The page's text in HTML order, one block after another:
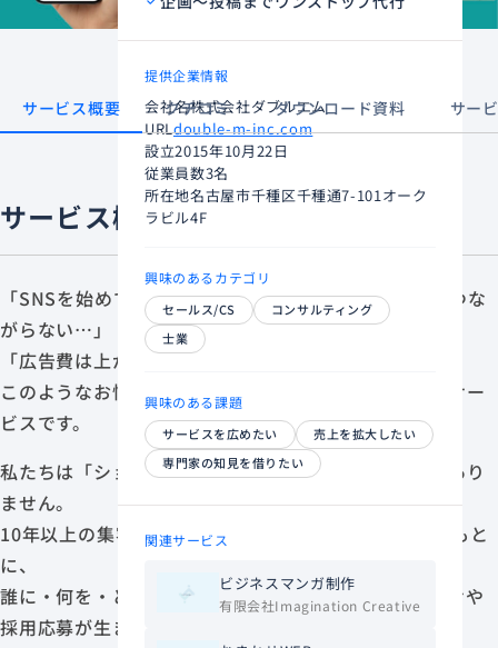
サービス概要 クチコミ ダウンロード資料 サー
サービス概要
「SNSを始めてはみたものの、再生数が問い合わせにつな
がらない…」
「広告費は上がり続けるのに、成果が見えない…」
このようなお悩みを解決する、ショート動画運用代行サー
ビスです。
私たちは「ショート動画を作るだけ」の制作会社ではあり
ません。
10年以上の集客支援で培った「人を動かす設計力」をもと
に、
誰に・何を・どう伝えれば信頼につながり、問い合わせや
採用応募が生まれるのかを設計します。
提供企業情報
会社名株式会社ダブルエム
URLdouble-m-inc.com
設立2015年10月22日
従業員数3名
所在地名古屋市千種区千種通7-101オーク
ラビル4F
興味のあるカテゴリ
セールス/CS
コンサルティング
士業
興味のある課題
サービスを広めたい
売上を拡大したい
専門家の知見を借りたい
関連サービス
ビジネスマンガ制作
有限会社Imagination Creative